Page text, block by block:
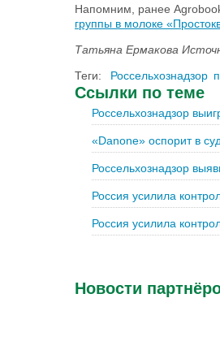
Напомним, ранее
группы в молоке
Татьяна Ермакова
Теги:
Россельхознадзор
Ссылки по теме
Россельхознадзор
«Danone» оспорит в
Россельхознадзор
Россия усилила
Россия усилила
Новости